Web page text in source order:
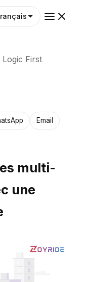
Logic First
Email
multi-
une